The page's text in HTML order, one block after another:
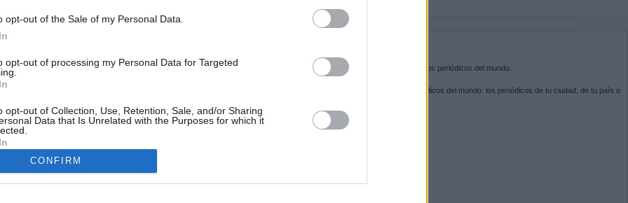
opt-out of the Sale of my Personal Data.
opt-out of processing my Personal Data for Targeted
opt-out of Collection, Use, Retention, Sale, and/or Sharing
Data that Is Unrelated with the Purposes for which it
CONFIRM
controles a los viajeros procedentes de Italia tras el rechazo de
de la embestida de Meloni contra España por la crisis de Ceuta
que 70.000 personas se muevan sin que
algo"
Kiosko.net es la puerta de entrada a los periódicos del mundo.
Navega por las portadas de los periódicos del mundo: los periódicos de tu ciudad, de tu país o
SÍGUENOS